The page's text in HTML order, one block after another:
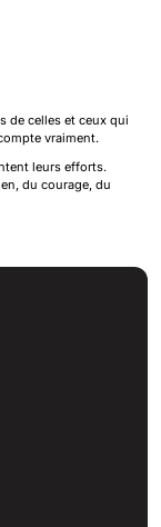
de celles et ceux qui
vraiment.
leurs efforts.
du courage, du